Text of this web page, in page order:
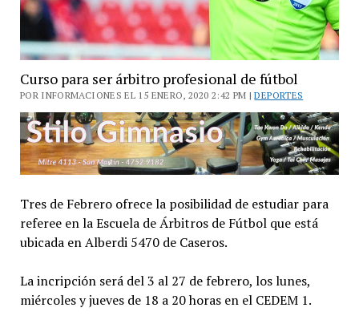
Curso para ser árbitro profesional de fútbol
POR INFORMACIONES EL 15 ENERO, 2020 2:42 PM |DEPORTES
Tres de Febrero ofrece la posibilidad de estudiar para
referee en la Escuela de Árbitros de Fútbol que está
ubicada en Alberdi 5470 de Caseros.
La incripción será del 3 al 27 de febrero, los lunes,
miércoles y jueves de 18 a 20 horas en el CEDEM 1.